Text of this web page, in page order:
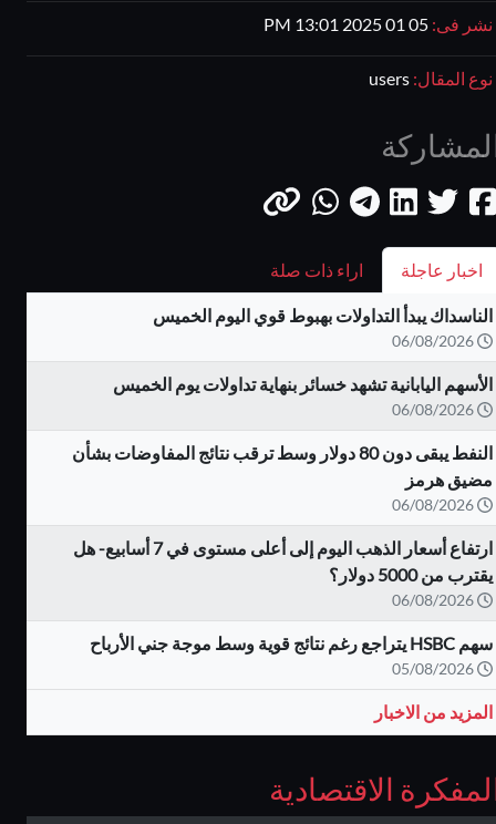
نشر فى:
نوع المقال:
اخبار عاجلة اراء ذات صلة
الناسداك يبدأ التداولات بهبوط قوي اليوم الخميس
06/08/2026
الأسهم اليابانية تشهد خسائر بنهاية تداولات يوم الخميس
06/08/2026
النفط يبقى دون 80 دولار وسط ترقب نتائج المفاوضات بشأن
مضيق هرمز
06/08/2026
ارتفاع أسعار الذهب اليوم إلى أعلى مستوى في 7 أسابيع- هل
يقترب من 5000 دولار؟
06/08/2026
سهم HSBC يتراجع رغم نتائج قوية وسط موجة جني الأرباح
05/08/2026
المزيد من الاخبار
الاقتصادية